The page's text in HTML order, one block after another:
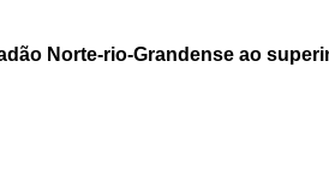
Norte-rio-Grandense ao